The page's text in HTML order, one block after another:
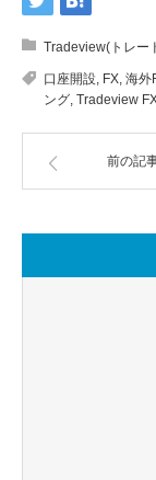
Tradeview(トレー
口座開設, FX, 海外
ング, Tradeview
前の記